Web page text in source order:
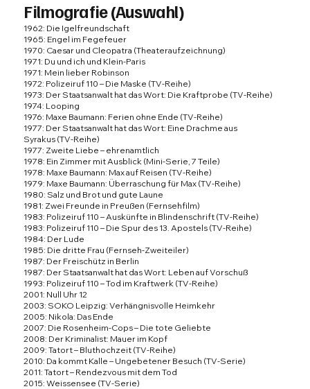
Filmografie (Auswahl)
1962: Die Igelfreundschaft
1965: Engel im Fegefeuer
1970: Caesar und Cleopatra (Theateraufzeichnung)
1971: Du und ich und Klein-Paris
1971: Mein lieber Robinson
1972: Polizeiruf 110 – Die Maske (TV-Reihe)
1973: Der Staatsanwalt hat das Wort: Die Kraftprobe (TV-Reihe)
1974: Looping
1976: Maxe Baumann: Ferien ohne Ende (TV-Reihe)
1977: Der Staatsanwalt hat das Wort: Eine Drachme aus
Syrakus (TV-Reihe)
1977: Zweite Liebe – ehrenamtlich
1978: Ein Zimmer mit Ausblick (Mini-Serie, 7 Teile)
1978: Maxe Baumann: Max auf Reisen (TV-Reihe)
1979: Maxe Baumann: Überraschung für Max (TV-Reihe)
1980: Salz und Brot und gute Laune
1981: Zwei Freunde in Preußen (Fernsehfilm)
1983: Polizeiruf 110 – Auskünfte in Blindenschrift (TV-Reihe)
1983: Polizeiruf 110 – Die Spur des 13. Apostels (TV-Reihe)
1984: Der Lude
1985: Die dritte Frau (Fernseh-Zweiteiler)
1987: Der Freischütz in Berlin
1987: Der Staatsanwalt hat das Wort: Leben auf Vorschuß
1993: Polizeiruf 110 – Tod im Kraftwerk (TV-Reihe)
2001: Null Uhr 12
2003: SOKO Leipzig: Verhängnisvolle Heimkehr
2005: Nikola: Das Ende
2007: Die Rosenheim-Cops– Die tote Geliebte
2008: Der Kriminalist: Mauer im Kopf
2009:Tatort – Bluthochzeit (TV-Reihe)
2010: Da kommt Kalle – Ungebetener Besuch (TV-Serie)
2011:Tatort – Rendezvous mit dem Tod
2015:Weissensee (TV-Serie)